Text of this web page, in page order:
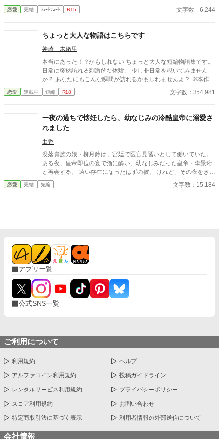
付き合ってくれた。 彼とは入社当時、部署は違ったが同じ仕事に
携わっていた。 きっとあの頃のわたしは、彼が好きだったんだと
のせいで、その一線は越えられなかった。 でも、あれから変わっ
pixivID:11163077
恋愛 完結 ｼｮｰﾄｼｮｰﾄ R15 文字数：6,244
ちょっと大人な物語はこちらです
神崎 未緒里
本当にあった！？かもしれない ちょっと大人な短編物語集です。
日常に突然訪れる刺激的な体験。 少し非日常を覗いてみません
か？ あなたにもこんな瞬間が訪れるかもしれませんよ？ ※本作品
ではGemini PRO、Pixai.artで作成した生成AI画像ならびに Pixa
bay並びにUnsplshのロイヤリティフリーの画像を使用していま
名・商品名・設定などはすべて架空のものです。
恋愛 連載中 短編 R18 文字数：354,981
一夜の過ちで懐妊したら、幼なじみの冷酷皇帝に溺愛さ
れました
由香
没落貴族の娘・柳月鈴は、宮廷で医官見習いとして働いていた。
ある夜、皇帝即位の宴で酒に酔い、幼なじみだった皇帝・李景珩
と再会する。 遠い存在になったはずの彼。 けれど、その夜をきっ
かけに月鈴の運命は大きく動き出す。 冷酷と恐れられる皇帝が、
なぜか彼女だけには甘すぎて――。
恋愛 完結 短編 文字数：15,184
アプリ一覧
公式SNS一覧
ご利用について
利用規約 ヘルプ
アルファコイン利用規約 投稿ガイドライン
レンタルサービス利用規約 プライバシーポリシー
スコア利用規約 お問い合わせ
特定商取引法に基づく表示 利用者情報の外部送信について
会社情報